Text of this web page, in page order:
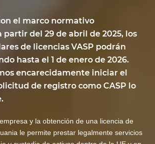
el marco normativo
partir del 29 de abril de 2025, los
de licencias VASP podrán
hasta el 1 de enero de 2026.
encarecidamente iniciar el
de registro como CASP lo
y la obtención de una licencia de
le permite prestar legalmente servicios